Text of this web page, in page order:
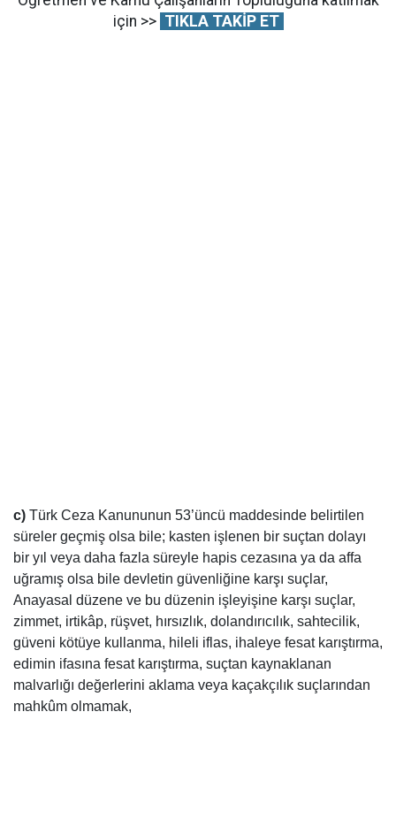
için >> TIKLA TAKİP ET
c) Türk Ceza Kanununun 53’üncü maddesinde belirtilen
süreler geçmiş olsa bile; kasten işlenen bir suçtan dolayı
bir yıl veya daha fazla süreyle hapis cezasına ya da affa
uğramış olsa bile devletin güvenliğine karşı suçlar,
Anayasal düzene ve bu düzenin işleyişine karşı suçlar,
zimmet, irtikâp, rüşvet, hırsızlık, dolandırıcılık, sahtecilik,
güveni kötüye kullanma, hileli iflas, ihaleye fesat karıştırma,
edimin ifasına fesat karıştırma, suçtan kaynaklanan
malvarlığı değerlerini aklama veya kaçakçılık suçlarından
mahkûm olmamak,